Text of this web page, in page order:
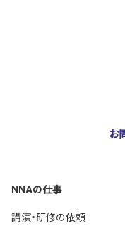
お
NNAの仕事
講演・研修の依頼